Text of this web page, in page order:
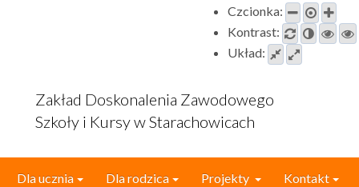
Czcionka:
Kontrast:
Układ:
Zakład Doskonalenia Zawodowego
Szkoły i Kursy w Starachowicach
Dla ucznia Dla rodzica Projekty Kontakt